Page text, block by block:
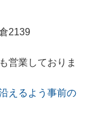
2139
営業しておりま
えるよう事前の